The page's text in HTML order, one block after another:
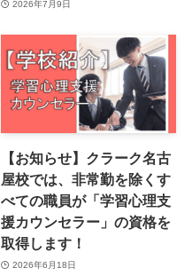
2026年7月9日
【お知らせ】クラーク名古
屋校では、非常勤を除くす
べての職員が「学習心理支
援カウンセラー」の資格を
取得します！
2026年6月18日